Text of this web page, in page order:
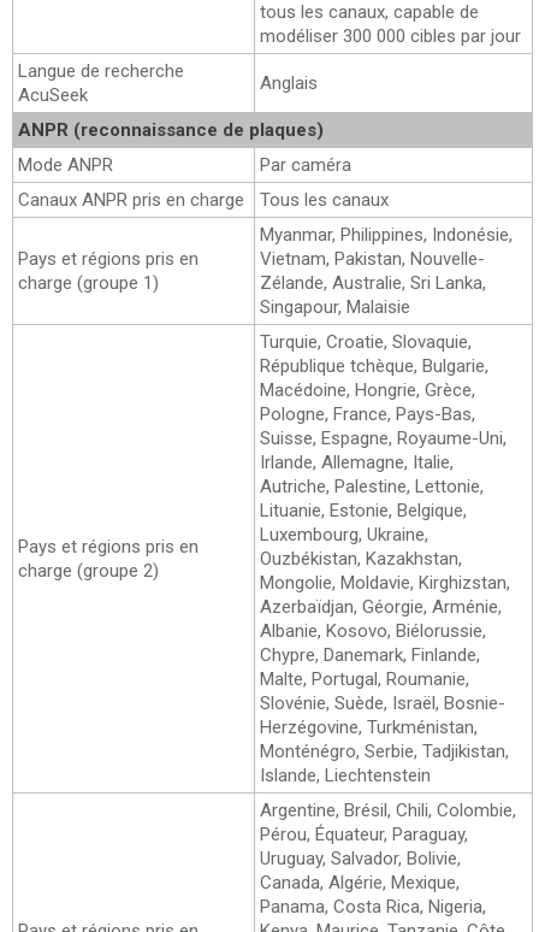
tous les canaux, capable de
modéliser 300 000 cibles par jour
Langue de recherche
AcuSeek
Anglais
ANPR (reconnaissance de plaques)
Mode ANPR
Par caméra
Canaux ANPR pris en charge
Tous les canaux
Pays et régions pris en
charge (groupe 1)
Myanmar, Philippines, Indonésie,
Vietnam, Pakistan, Nouvelle-
Zélande, Australie, Sri Lanka,
Singapour, Malaisie
Pays et régions pris en
charge (groupe 2)
Turquie, Croatie, Slovaquie,
République tchèque, Bulgarie,
Macédoine, Hongrie, Grèce,
Pologne, France, Pays-Bas,
Suisse, Espagne, Royaume-Uni,
Irlande, Allemagne, Italie,
Autriche, Palestine, Lettonie,
Lituanie, Estonie, Belgique,
Luxembourg, Ukraine,
Ouzbékistan, Kazakhstan,
Mongolie, Moldavie, Kirghizstan,
Azerbaïdjan, Géorgie, Arménie,
Albanie, Kosovo, Biélorussie,
Chypre, Danemark, Finlande,
Malte, Portugal, Roumanie,
Slovénie, Suède, Israël, Bosnie-
Herzégovine, Turkménistan,
Monténégro, Serbie, Tadjikistan,
Islande, Liechtenstein
Argentine, Brésil, Chili, Colombie,
Pérou, Équateur, Paraguay,
Uruguay, Salvador, Bolivie,
Canada, Algérie, Mexique,
Panama, Costa Rica, Nigeria,